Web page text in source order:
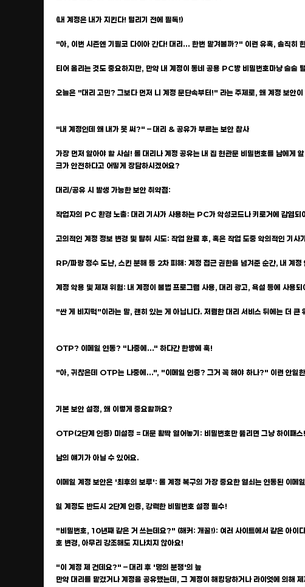
(내 계정은 내가 지킨다! 털리기 전에 필독!)
"아, 이번 시즌엔 기필코 다이아 간다! 대리... 한번 맡겨볼까?" 이런 유혹, 솔직히
티어 올리는 것도 중요하지만, 만약 내 계정이 동네 공용 PC방 비밀번호마냥 술술
오늘은 "대리 고민? 그보다 먼저 니 계정 문단속부터!" 라는 주제로, 왜 계정 보안
"내 계정인데 왜 내가 못 써?" – 대리 & 공유가 부르는 보안 참사
가장 먼저 알아야 할 사실! 롤 대리나 계정 공유는 내 집 현관문 비밀번호를 남에
크가 안전하다고 어떻게 장담하시겠어요?
대리/공유 시 발생 가능한 보안 취약점:
작업자의 PC 환경 노출: 대리 기사가 사용하는 PC가 악성코드나 키로거에 감염
고의적인 계정 정보 변경 및 탈취 시도: 작업 완료 후, 혹은 작업 도중 악의적인 기
RP/파랑 정수 도난, 스킨 분해 등 2차 피해: 계정 접근 권한을 넘겨준 순간, 내 계
계정 악용 및 제재 위험: 내 계정이 불법 프로그램 사용, 대리 광고, 욕설 등에 사용
"싼 게 비지떡"이라는 말, 괜히 있는 게 아닙니다. 저렴한 대리 서비스 뒤에는 더 큰
OTP? 이메일 연동? "나중에..." 하다간 한방에 훅!
"아, 귀찮은데 OTP는 나중에...", "이메일 인증? 그거 꼭 해야 하나?" 이런 안일
기본 보안 설정, 왜 이렇게 중요할까요?
OTP(2단계 인증) 미설정 = 대문 활짝 열어놓기: 비밀번호만 뚫리면 그냥 하이
남의 얘기가 아닐 수 있어요.
이메일 계정 보안은 '최후의 보루': 롤 계정 복구의 가장 중요한 열쇠는 연동된 이
일 계정도 반드시 2단계 인증, 강력한 비밀번호 설정 필수!
"비밀번호, 10년째 같은 거 쓰는데요?" (해커: 개꿀!): 여러 사이트에서 같은 아이
호 변경, 아무리 강조해도 지나치지 않아요!
"이 계정 제 건데요?" – 대리 후 '명의 분쟁'의 늪
만약 대리를 맡겼거나 계정을 공유했는데, 그 계정이 해킹당하거나 라이엇에 의해